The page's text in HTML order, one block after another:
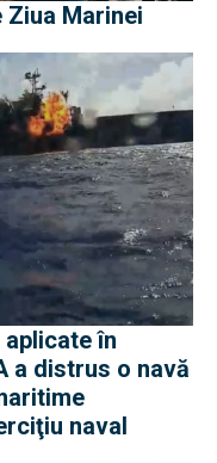
Ziua Marinei
în
a distrus o navă
naval